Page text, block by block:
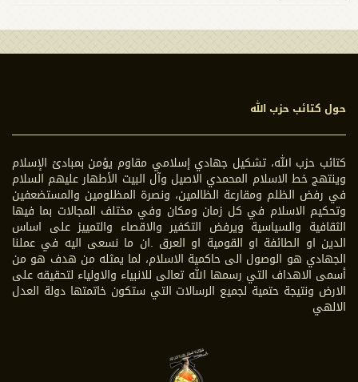
حول كتائب حزب الله
كتائب حزب الله، تشكيل جهادي إسلامي مقاوم يؤمن بمبادئ الإسلام
وينتهج خط الاسلام المحمدي الاصيل وآل البيت الأطهار عليهم السلام
في رفض الظلم ومقارعة الظالمين، ونصرة المظلومين والمستضعفين
وتحكيم الاسلام في كل زمان ومكان وفي مختلف المجالات بما فيها
الثقافية والسياسية ويرفض التكفير والاقصاء والتمييز على اساس
الدين او الطائفة او القومية او العرق .ان ما نسعى اليه في عملنا
الجهادي هو الوصول الى حاكمية الاسلام، لما يمثله من هدف هو من
أسمى الاهداف التي رسمها الله تعالى للانبياء والاولياء لتحقيقه على
الارض ونتيجة حتمية لجميع الرسالات التي ستكون خاتمتها دولة العدل
الالهي